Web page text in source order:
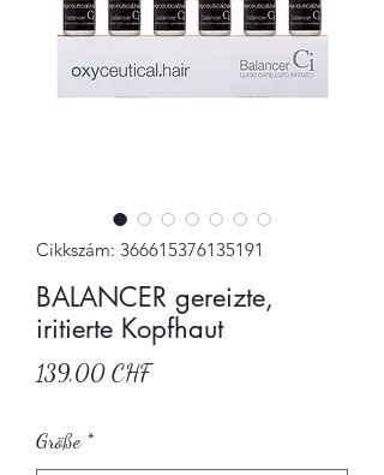
Cikkszám: 366615376135191
BALANCER gereizte,
iritierte Kopfhaut
139,00 CHFÁr
Größe *